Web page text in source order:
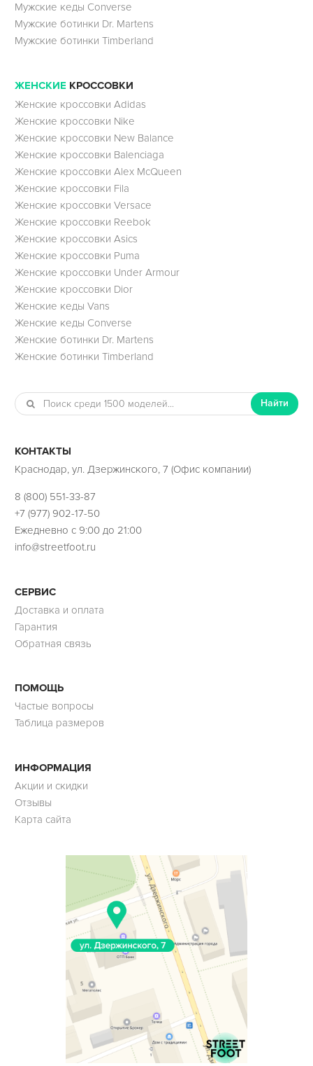
Мужские кеды Converse
Мужские ботинки Dr. Martens
Мужские ботинки Timberland
ЖЕНСКИЕ КРОССОВКИ
Женские кроссовки Adidas
Женские кроссовки Nike
Женские кроссовки New Balance
Женские кроссовки Balenciaga
Женские кроссовки Alex McQueen
Женские кроссовки Fila
Женские кроссовки Versace
Женские кроссовки Reebok
Женские кроссовки Asics
Женские кроссовки Puma
Женские кроссовки Under Armour
Женские кроссовки Dior
Женские кеды Vans
Женские кеды Converse
Женские ботинки Dr. Martens
Женские ботинки Timberland
Найти
КОНТАКТЫ
Краснодар, ул. Дзержинского, 7 (Офис компании)
8 (800) 551-33-87
+7 (977) 902-17-50
Ежедневно с 9:00 до 21:00
info@streetfoot.ru
СЕРВИС
Доставка и оплата
Гарантия
Обратная связь
ПОМОЩЬ
Частые вопросы
Таблица размеров
ИНФОРМАЦИЯ
Акции и скидки
Отзывы
Карта сайта